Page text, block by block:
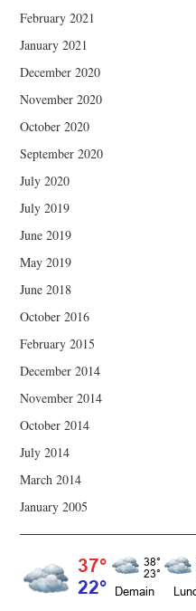
February 2021
January 2021
December 2020
November 2020
October 2020
September 2020
July 2020
July 2019
June 2019
May 2019
June 2018
October 2016
February 2015
December 2014
November 2014
October 2014
July 2014
March 2014
January 2005